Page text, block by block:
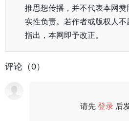
推思想传播，并不代表本网
实性负责。若作者或版权人
指出，本网即予改正。
评论（0）
请先登录 后